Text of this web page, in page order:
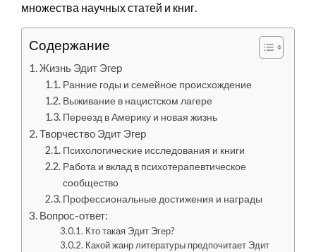
множества научных статей и книг.
Содержание
Жизнь Эдит Эгер
Ранние годы и семейное происхождение
Выживание в нацистском лагере
Переезд в Америку и новая жизнь
Творчество Эдит Эгер
Психологические исследования и книги
Работа и вклад в психотерапевтическое
сообщество
Профессиональные достижения и награды
Вопрос-ответ:
Кто такая Эдит Эгер?
Какой жанр литературы предпочитает Эдит